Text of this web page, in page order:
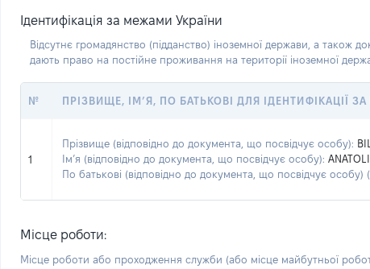
Ідентифікація за межами України
Відсутнє громадянство (підданство) іноземної держави, а також
дають право на постійне проживання на території іноземної
№ ПРІЗВИЩЕ, ІМ’Я, ПО БАТЬКОВІ ДЛЯ ІДЕНТИФІКАЦІЇ
1
Прізвище (відповідно до документа, що посвідчує особу):
Ім’я (відповідно до документа, що посвідчує особу): ANATOLII
По батькові (відповідно до документа, що посвідчує особу)
Місце роботи:
Місце роботи або проходження служби (або місце майбутньої